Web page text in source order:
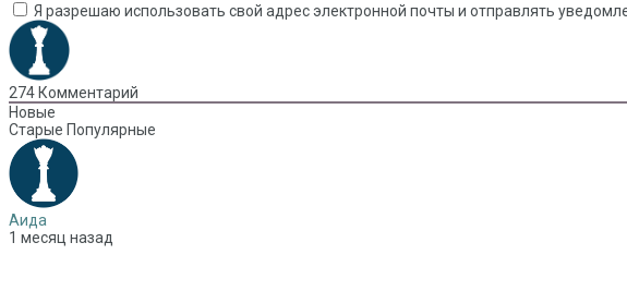
Я разрешаю использовать свой адрес электронной почты и отправлять
274Комментарий
Новые
Старые Популярные
Аида
1 месяц назад